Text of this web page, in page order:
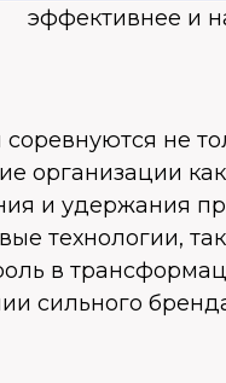
эффективнее и
не
организации
и удержания
технологии,
в
сильного